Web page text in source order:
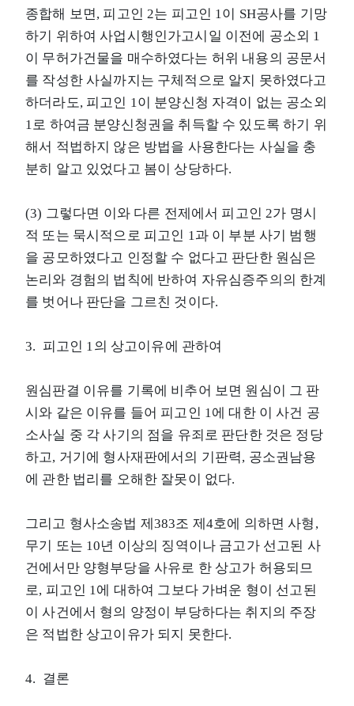
종합해 보면, 피고인 2는 피고인 1이 SH공사를 기망
하기 위하여 사업시행인가고시일 이전에 공소외 1
이 무허가건물을 매수하였다는 허위 내용의 공문서
를 작성한 사실까지는 구체적으로 알지 못하였다고
하더라도, 피고인 1이 분양신청 자격이 없는 공소외
1로 하여금 분양신청권을 취득할 수 있도록 하기 위
해서 적법하지 않은 방법을 사용한다는 사실을 충
분히 알고 있었다고 봄이 상당하다.
(3) 그렇다면 이와 다른 전제에서 피고인 2가 명시
적 또는 묵시적으로 피고인 1과 이 부분 사기 범행
을 공모하였다고 인정할 수 없다고 판단한 원심은
논리와 경험의 법칙에 반하여 자유심증주의의 한계
를 벗어나 판단을 그르친 것이다.
3. 피고인 1의 상고이유에 관하여
원심판결 이유를 기록에 비추어 보면 원심이 그 판
시와 같은 이유를 들어 피고인 1에 대한 이 사건 공
소사실 중 각 사기의 점을 유죄로 판단한 것은 정당
하고, 거기에 형사재판에서의 기판력, 공소권남용
에 관한 법리를 오해한 잘못이 없다.
그리고 형사소송법 제383조 제4호에 의하면 사형,
무기 또는 10년 이상의 징역이나 금고가 선고된 사
건에서만 양형부당을 사유로 한 상고가 허용되므
로, 피고인 1에 대하여 그보다 가벼운 형이 선고된
이 사건에서 형의 양정이 부당하다는 취지의 주장
은 적법한 상고이유가 되지 못한다.
4. 결론